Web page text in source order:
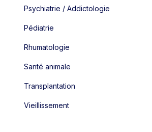
Psychiatrie / Addictologie
Pédiatrie
Rhumatologie
Santé animale
Transplantation
Vieillissement